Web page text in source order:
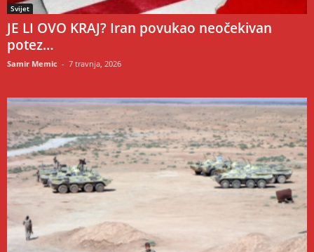
Svijet
JE LI OVO KRAJ? Iran povukao neočekivan
potez…
Samir Memic - 7 travnja, 2026